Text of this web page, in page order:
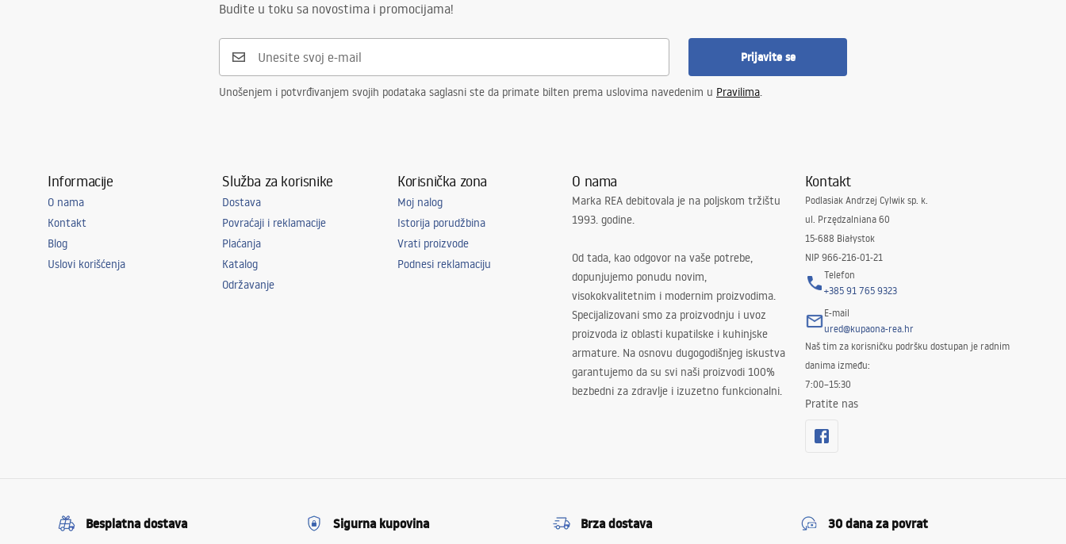
Budite u toku sa novostima i promocijama!
Prijavite se
Unošenjem i potvrđivanjem svojih podataka saglasni ste da primate bilten prema uslovima navedenim u Pravilima.
Informacije
O nama
Kontakt
Blog
Uslovi korišćenja
Služba za korisnike
Dostava
Povraćaji i reklamacije
Plaćanja
Katalog
Održavanje
Korisnička zona
Moj nalog
Istorija porudžbina
Vrati proizvode
Podnesi reklamaciju
O nama
Marka REA debitovala je na poljskom tržištu
1993. godine.
Od tada, kao odgovor na vaše potrebe,
dopunjujemo ponudu novim,
visokokvalitetnim i modernim proizvodima.
Specijalizovani smo za proizvodnju i uvoz
proizvoda iz oblasti kupatilske i kuhinjske
armature. Na osnovu dugogodišnjeg iskustva
garantujemo da su svi naši proizvodi 100%
bezbedni za zdravlje i izuzetno funkcionalni.
Kontakt
Podlasiak Andrzej Cylwik sp. k.
ul. Przędzalniana 60
15-688 Białystok
NIP 966-216-01-21
Telefon
+385 91 765 9323
E-mail
ured@kupaona-rea.hr
Naš tim za korisničku podršku dostupan je radnim
danima između:
7:00–15:30
Pratite nas
Besplatna dostava Sigurna kupovina Brza dostava 30 dana za povrat